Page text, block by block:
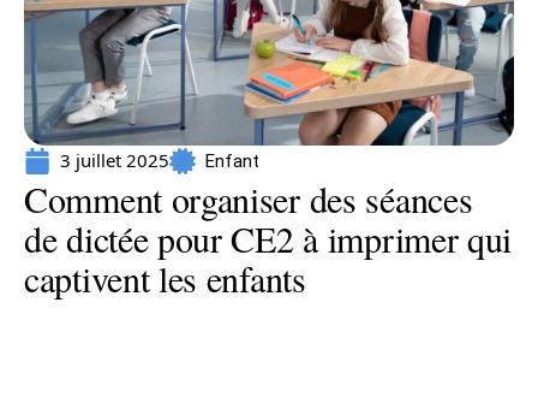
3 juillet 2025 Enfant
Comment organiser des séances
de dictée pour CE2 à imprimer qui
captivent les enfants